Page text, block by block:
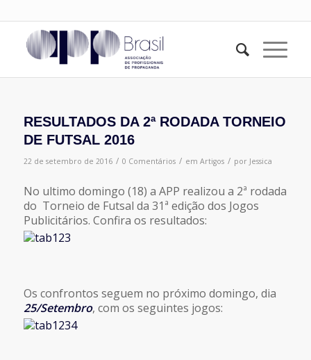
RESULTADOS DA 2ª RODADA TORNEIO
DE FUTSAL 2016
22 de setembro de 2016 / 0 Comentários / em Artigos / por Jessica
No ultimo domingo (18) a APP realizou a 2ª rodada
do Torneio de Futsal da 31ª edição dos Jogos
Publicitários. Confira os resultados:
Os confrontos seguem no próximo domingo, dia
25/Setembro, com os seguintes jogos: